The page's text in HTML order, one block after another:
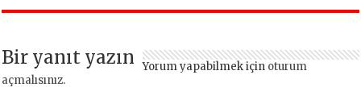
ara vermeden
Bir yanıt yazın Yorum yapabilmek için oturum
açmalısınız.